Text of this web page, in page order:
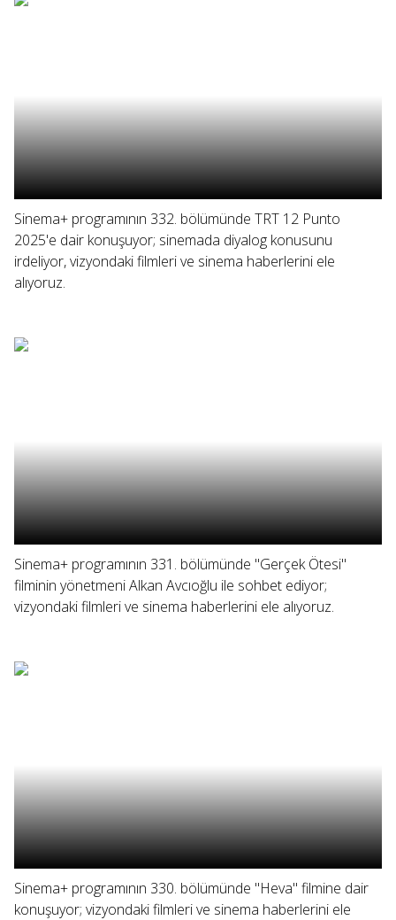
Sinema+ programının 332. bölümünde TRT 12 Punto
2025'e dair konuşuyor; sinemada diyalog konusunu
irdeliyor, vizyondaki filmleri ve sinema haberlerini ele
alıyoruz.
Sinema+ programının 331. bölümünde "Gerçek Ötesi"
filminin yönetmeni Alkan Avcıoğlu ile sohbet ediyor;
vizyondaki filmleri ve sinema haberlerini ele alıyoruz.
Sinema+ programının 330. bölümünde "Heva" filmine dair
konuşuyor; vizyondaki filmleri ve sinema haberlerini ele